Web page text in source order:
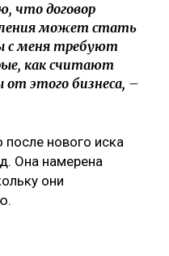
что договор
может стать
с меня требуют
как считают
этого бизнеса, –
после нового иска
Она намерена
они